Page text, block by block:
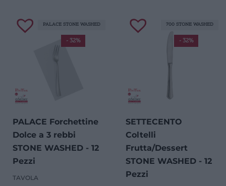
PALACE Forchettine
Dolce a 3 rebbi
STONE WASHED - 12
Pezzi
TAVOLA
- 32%
PALACE STONE WASHED
SETTECENTO
Coltelli
Frutta/Dessert
STONE WASHED - 12
Pezzi
- 32%
700 STONE WASHED